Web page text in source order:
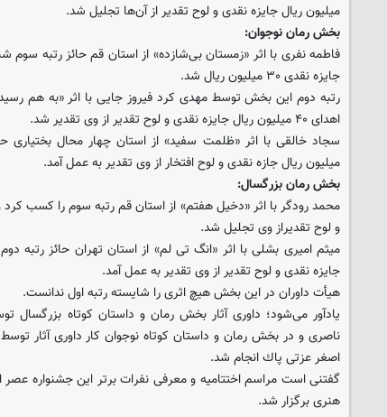
میلیون ریال جایزه نقدی و لوح تقدیر از آن‌ها تجلیل شد.
بخش رمان نوجوان:
فاطمه نفری با اثر «زمستان بی‌شازده» از استان قم حائز رتبه سوم
جایزه نقدی ۳۰ میلیون ریال شد.
رتبه دوم این بخش توسط مهدی كرد فیروز جایی با اثر «به هم
اهدای ۴۰ میلیون ریال جایزه نقدی و لوح تقدیر از وی تقدیر شد.
میلیون ریال جازه نقدی و لوح افتخار از وی تقدیر به عمل آمد.
بخش رمان بزرگسال:
و لوح تقدیراز وی تجلیل شد.
جایزه نقدی و لوح تقدیر از وی تقدیر به عمل آمد.
هیأت داوران در این بخش هیچ اثری را شایسته رتبه اول ندانست.
یادآور می‌شود؛ داوری آثار بخش رمان و داستان كوتاه
ناصری و در بخش رمان و داستان كوتاه نوجوان كار داوری آثار
اصغر عزتی پاك انجام شد.
هنری برگزار شد.